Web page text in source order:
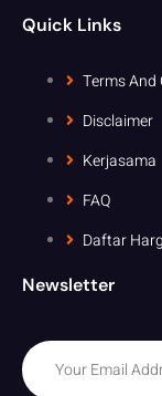
Quick Links
Terms
Disclaimer
Kerjasama
FAQ
Daftar
Newsletter